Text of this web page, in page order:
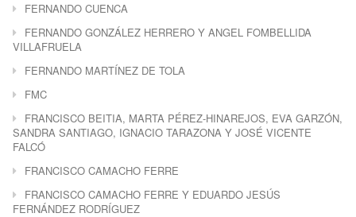
FERNANDO CUENCA
FERNANDO GONZÁLEZ HERRERO Y ANGEL FOMBELLIDA
VILLAFRUELA
FERNANDO MARTÍNEZ DE TOLA
FMC
FRANCISCO BEITIA, MARTA PÉREZ-HINAREJOS, EVA GARZÓN,
SANDRA SANTIAGO, IGNACIO TARAZONA Y JOSÉ VICENTE
FALCÓ
FRANCISCO CAMACHO FERRE
FRANCISCO CAMACHO FERRE Y EDUARDO JESÚS
FERNÁNDEZ RODRÍGUEZ